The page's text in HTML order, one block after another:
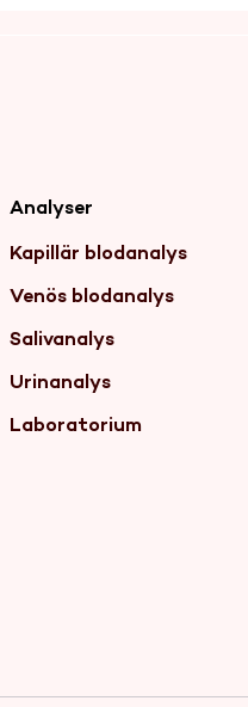
Analyser
Kapillär blodanalys
Venös blodanalys
Salivanalys
Urinanalys
Laboratorium